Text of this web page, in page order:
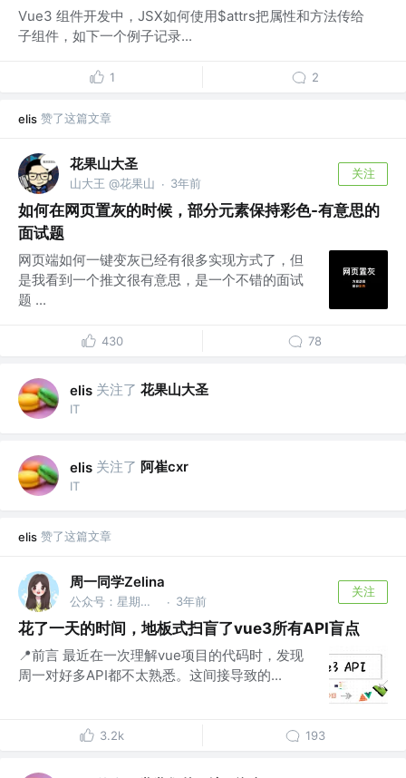
Vue3 组件开发中，JSX如何使用$attrs把属性和方法传给
子组件，如下一个例子记录...
1 2
elis 赞了这篇文章
花果山大圣
山大王 @花果山 · 3年前
关注
如何在网页置灰的时候，部分元素保持彩色-有意思的
面试题
网页端如何一键变灰已经有很多实现方式了，但
是我看到一个推文很有意思，是一个不错的面试
题 ...
430 78
elis 关注了 花果山大圣
IT
elis 关注了 阿崔cxr
IT
elis 赞了这篇文章
周一同学Zelina
公众号：星期一研究室 · 3年前
关注
花了一天的时间，地板式扫盲了vue3所有API盲点
📍前言 最近在一次理解vue项目的代码时，发现
周一对好多API都不太熟悉。这间接导致的...
3.2k 193